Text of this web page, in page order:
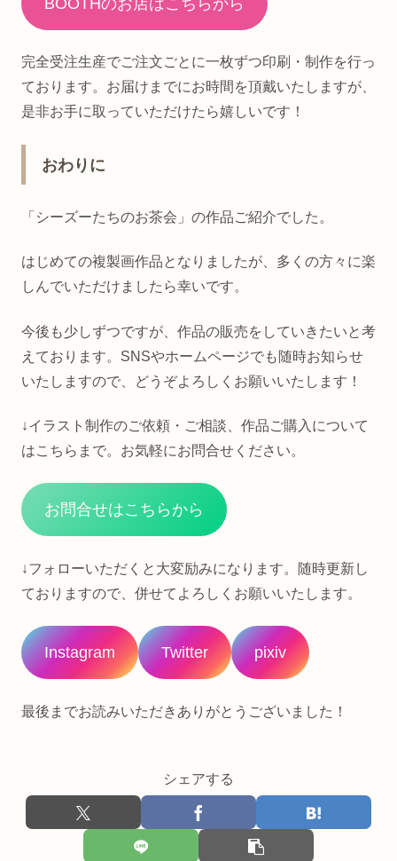
BOOTHのお店はこちらから
完全受注生産でご注文ごとに一枚ずつ印刷・制作を行っ
ております。お届けまでにお時間を頂戴いたしますが、
是非お手に取っていただけたら嬉しいです！
おわりに
「シーズーたちのお茶会」の作品ご紹介でした。
はじめての複製画作品となりましたが、多くの方々に楽
しんでいただけましたら幸いです。
今後も少しずつですが、作品の販売をしていきたいと考
えております。SNSやホームページでも随時お知らせ
いたしますので、どうぞよろしくお願いいたします！
↓イラスト制作のご依頼・ご相談、作品ご購入について
はこちらまで。お気軽にお問合せください。
お問合せはこちらから
↓フォローいただくと大変励みになります。随時更新し
ておりますので、併せてよろしくお願いいたします。
Instagram Twitter pixiv
最後までお読みいただきありがとうございました！
シェアする